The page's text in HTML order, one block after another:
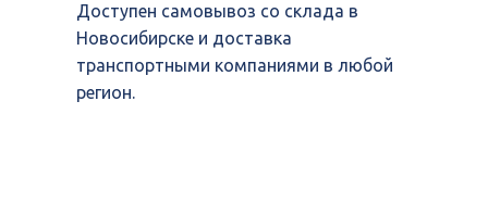
Доступен самовывоз со склада в
Новосибирске и доставка
транспортными компаниями в любой
регион.